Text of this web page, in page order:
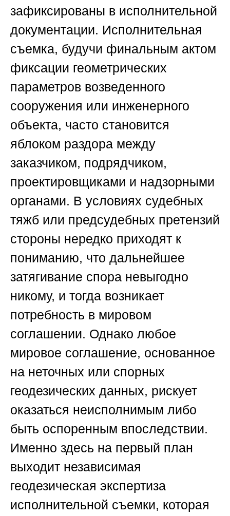
зафиксированы в исполнительной
документации. Исполнительная
съемка, будучи финальным актом
фиксации геометрических
параметров возведенного
сооружения или инженерного
объекта, часто становится
яблоком раздора между
заказчиком, подрядчиком,
проектировщиками и надзорными
органами. В условиях судебных
тяжб или предсудебных претензий
стороны нередко приходят к
пониманию, что дальнейшее
затягивание спора невыгодно
никому, и тогда возникает
потребность в мировом
соглашении. Однако любое
мировое соглашение, основанное
на неточных или спорных
геодезических данных, рискует
оказаться неисполнимым либо
быть оспоренным впоследствии.
Именно здесь на первый план
выходит независимая
геодезическая экспертиза
исполнительной съемки, которая